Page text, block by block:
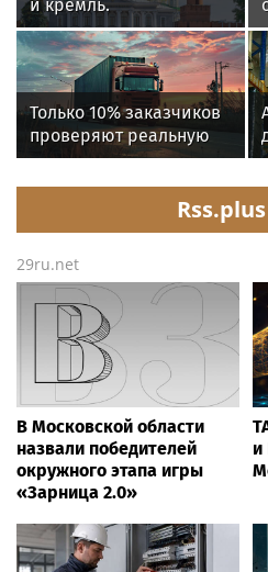
и кремль.
Только 10% заказчиков
проверяют реальную
готовность
переходу на ЭДО –
страхование»
Rss.plus
29ru.net
В Московской области
назвали победителей
окружного этапа игры
«Зарница 2.0»
и